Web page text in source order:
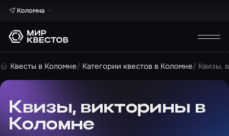
Коломна
Квесты в Коломне Категории квестов в Коломне Квизы,
Квизы, викторины в
Коломне